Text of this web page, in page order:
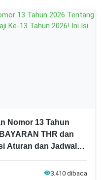
Nomor 13 Tahun
THR dan
Aturan dan Jadwal
3.410 dibaca